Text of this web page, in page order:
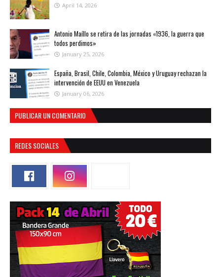
April 14, 2026
Antonio Maíllo se retira de las jornadas «1936, la guerra que
todos perdimos»
January 25, 2026
España, Brasil, Chile, Colombia, México y Uruguay rechazan la
intervención de EEUU en Venezuela
January 06, 2026
PUBLICAR UN COMENTARIO
REDES SOCIALES